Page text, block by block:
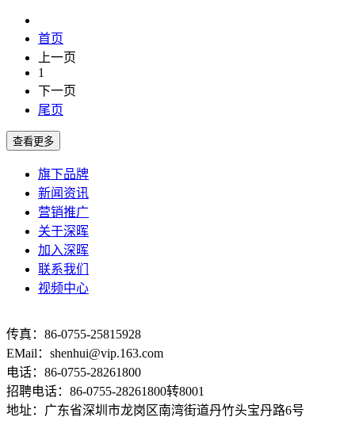
首页
上一页
1
下一页
尾页
旗下品牌
新闻资讯
营销推广
关于深晖
加入深晖
联系我们
视频中心
传真：86-0755-25815928
EMail：shenhui@vip.163.com
电话：86-0755-28261800
招聘电话：86-0755-28261800转8001
地址：广东省深圳市龙岗区南湾街道丹竹头宝丹路6号